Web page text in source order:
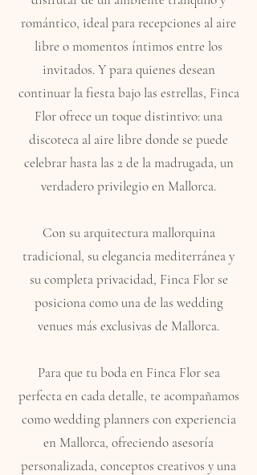
romántico, ideal para recepciones al aire
libre o momentos íntimos entre los
invitados. Y para quienes desean
continuar la fiesta bajo las estrellas, Finca
Flor ofrece un toque distintivo: una
discoteca al aire libre donde se puede
celebrar hasta las 2 de la madrugada, un
verdadero privilegio en Mallorca.
Con su arquitectura mallorquina
tradicional, su elegancia mediterránea y
su completa privacidad, Finca Flor se
posiciona como una de las wedding
venues más exclusivas de Mallorca.
Para que tu boda en Finca Flor sea
perfecta en cada detalle, te acompañamos
como wedding planners con experiencia
en Mallorca, ofreciendo asesoría
personalizada, conceptos creativos y una